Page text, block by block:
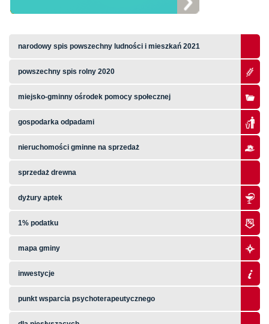
narodowy spis powszechny ludności i mieszkań 2021
powszechny spis rolny 2020
miejsko-gminny ośrodek pomocy społecznej
gospodarka odpadami
nieruchomości gminne na sprzedaż
sprzedaż drewna
dyżury aptek
1% podatku
mapa gminy
inwestycje
punkt wsparcia psychoterapeutycznego